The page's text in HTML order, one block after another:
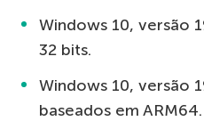
Windows 10, versão
32 bits.
Windows 10, versão
baseados em ARM64.